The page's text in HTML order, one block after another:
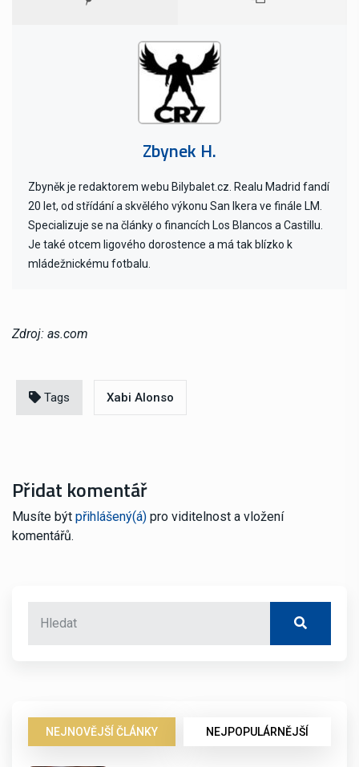
Zbynek H.
Zbyněk je redaktorem webu Bilybalet.cz. Realu Madrid fandí
20 let, od střídání a skvělého výkonu San Ikera ve finále LM.
Specializuje se na články o financích Los Blancos a Castillu.
Je také otcem ligového dorostence a má tak blízko k
mládežnickému fotbalu.
Zdroj: as.com
Tags Xabi Alonso
Přidat komentář
Musíte být přihlášený(á) pro viditelnost a vložení
komentářů.
NEJNOVĚJŠÍ ČLÁNKY NEJPOPULÁRNĚJŠÍ